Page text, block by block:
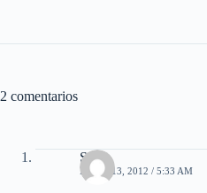
2 comentarios
Sila
MAYO 13, 2012 / 5:33 AM